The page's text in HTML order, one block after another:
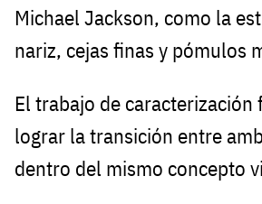
Michael Jackson, como la
nariz, cejas finas y pómulos
El trabajo de caracterización
lograr la transición entre
dentro del mismo concepto